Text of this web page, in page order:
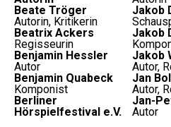
Beate Tröger
Autorin, Kritikerin
Jakob
Beatrix Ackers
Regisseurin
Jakob
Benjamin Hessler
Autor
Jakob
Autor,
Benjamin Quabeck
Komponist
Jan
Autor,
Berliner
Hörspielfestival e.V.
Jan-
Autor